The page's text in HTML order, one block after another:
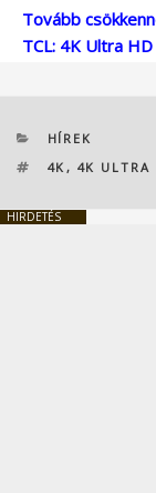
Tovább
TCL: 4K Ultra
KATEGÓRIÁK
HÍREK
CÍMKÉK
4K , 4K ULTRA
HIRDETÉS